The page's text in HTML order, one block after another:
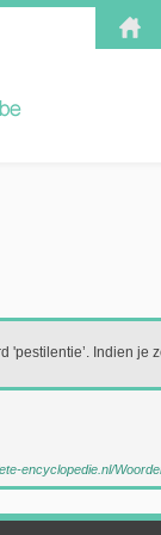
Indien je
encyclopedie.nl/